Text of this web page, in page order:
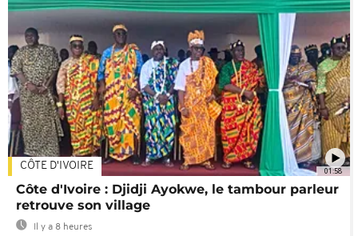
01:58
CÔTE D'IVOIRE
Côte d'Ivoire : Djidji Ayokwe, le tambour parleur
retrouve son village
Il y a 8 heures